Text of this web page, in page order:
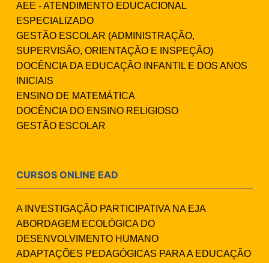
AEE - ATENDIMENTO EDUCACIONAL
ESPECIALIZADO
GESTÃO ESCOLAR (ADMINISTRAÇÃO,
SUPERVISÃO, ORIENTAÇÃO E INSPEÇÃO)
DOCÊNCIA DA EDUCAÇÃO INFANTIL E DOS ANOS
INICIAIS
ENSINO DE MATEMÁTICA
DOCÊNCIA DO ENSINO RELIGIOSO
GESTÃO ESCOLAR
CURSOS ONLINE EAD
A INVESTIGAÇÃO PARTICIPATIVA NA EJA
ABORDAGEM ECOLÓGICA DO
DESENVOLVIMENTO HUMANO
ADAPTAÇÕES PEDAGÓGICAS PARA A EDUCAÇÃO